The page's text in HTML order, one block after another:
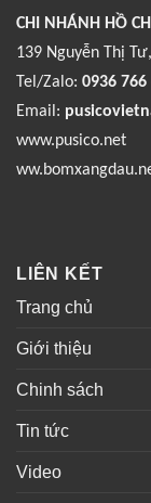
CHI NHÁNH HỒ
139 Nguyễn Thị
Tel/Zalo: 0936 766
Email:
www.pusico.net
LIÊN KẾT
Trang chủ
Giới thiệu
Chinh sách
Tin tức
Video